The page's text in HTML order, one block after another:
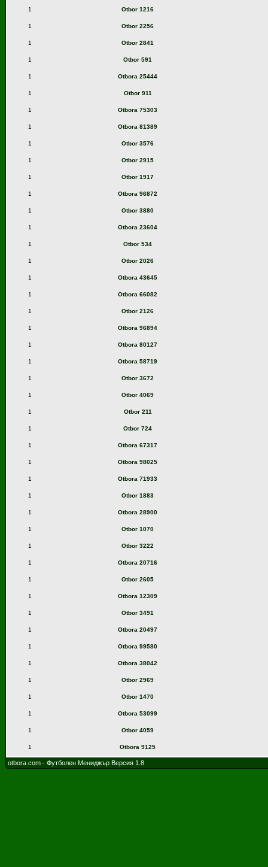
1 Otbor 1216
1 Otbor 2256
1 Otbor 2841
1 Otbor 591
1 Otbora 25444
1 Otbor 911
1 Otbora 75303
1 Otbora 81389
1 Otbor 3576
1 Otbor 2915
1 Otbor 1917
1 Otbora 96872
1 Otbor 3880
1 Otbora 23604
1 Otbor 534
1 Otbor 2026
1 Otbora 43645
1 Otbora 66082
1 Otbor 2126
1 Otbora 96894
1 Otbora 80127
1 Otbora 58719
1 Otbor 3672
1 Otbor 4069
1 Otbor 211
1 Otbor 724
1 Otbora 67317
1 Otbora 98025
1 Otbora 71933
1 Otbor 1883
1 Otbora 28900
1 Otbor 1070
1 Otbor 3222
1 Otbora 20716
1 Otbor 2605
1 Otbora 12309
1 Otbor 3491
1 Otbora 20497
1 Otbora 99580
1 Otbora 38042
1 Otbor 2969
1 Otbor 1470
1 Otbora 53099
1 Otbor 4059
1 Otbora 9125
otbora.com - Футболен Мениджър Версия 1.8